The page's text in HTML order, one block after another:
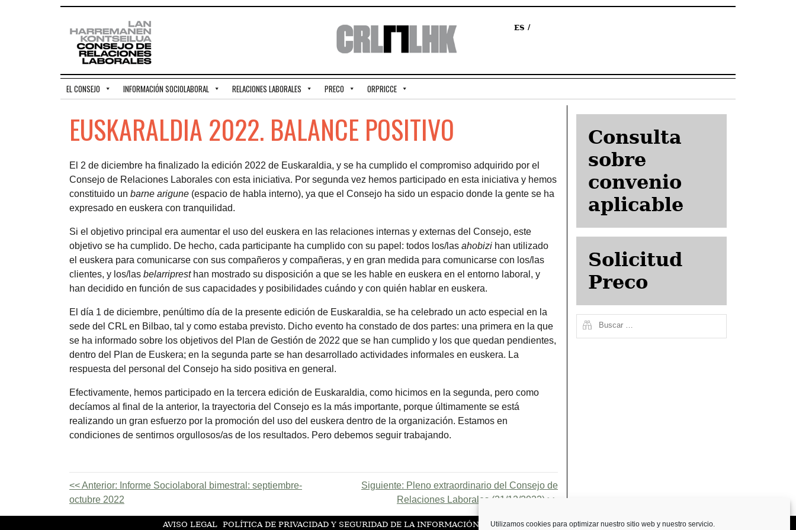
Utilizamos cookies para optimizar nuestro sitio web y nuestro servicio.
ES
EL CONSEJO INFORMACIÓN SOCIOLABORAL RELACIONES LABORALES PRECO ORPRICCE
EUSKARALDIA 2022. BALANCE POSITIVO
El 2 de diciembre ha finalizado la edición 2022 de Euskaraldia, y se ha cumplido el compromiso adquirido por el
Consejo de Relaciones Laborales con esta iniciativa. Por segunda vez hemos participado en esta iniciativa y hemos
constituido un barne arigune (espacio de habla interno), ya que el Consejo ha sido un espacio donde la gente se ha
expresado en euskera con tranquilidad.
Si el objetivo principal era aumentar el uso del euskera en las relaciones internas y externas del Consejo, este
objetivo se ha cumplido. De hecho, cada participante ha cumplido con su papel: todos los/las ahobizi han utilizado
el euskera para comunicarse con sus compañeros y compañeras, y en gran medida para comunicarse con los/las
clientes, y los/las belarripresthan mostrado su disposición a que se les hable en euskera en el entorno laboral, y
han decidido en función de sus capacidades y posibilidades cuándo y con quién hablar en euskera.
El día 1 de diciembre, penúltimo día de la presente edición de Euskaraldia, se ha celebrado un acto especial en la
sede del CRL en Bilbao, tal y como estaba previsto. Dicho evento ha constado de dos partes: una primera en la que
se ha informado sobre los objetivos del Plan de Gestión de 2022 que se han cumplido y los que quedan pendientes,
dentro del Plan de Euskera; en la segunda parte se han desarrollado actividades informales en euskera. La
respuesta del personal del Consejo ha sido positiva en general.
Efectivamente, hemos participado en la tercera edición de Euskaraldia, como hicimos en la segunda, pero como
decíamos al final de la anterior, la trayectoria del Consejo es la más importante, porque últimamente se está
realizando un gran esfuerzo por la promoción del uso del euskera dentro de la organización. Estamos en
condiciones de sentirnos orgullosos/as de los resultados. Pero debemos seguir trabajando.
Anterior: Informe Sociolaboral bimestral: septiembre-
octubre 2022
Siguiente: Pleno extraordinario del Consejo de
Relaciones Laborales (21/12/2022)
Consulta
sobre
convenio
aplicable
Solicitud
Preco
AVISO LEGAL POLÍTICA DE PRIVACIDAD Y SEGURIDAD DE LA INFORMACIÓN POLÍTICA DE COOKIES CONTACTO